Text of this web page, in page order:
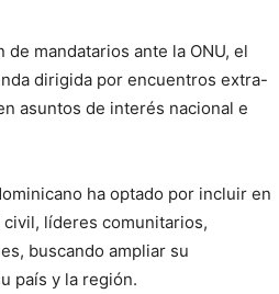
mandatarios ante la ONU, el
dirigida por encuentros extra-
asuntos de interés nacional e
ha optado por incluir en
líderes comunitarios,
buscando ampliar su
país y la región.